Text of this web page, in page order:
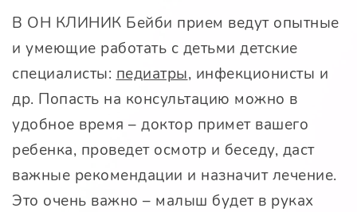
В ОН КЛИНИК Бейби прием ведут опытные
и умеющие работать с детьми детские
специалисты: педиатры, инфекционисты и
др. Попасть на консультацию можно в
удобное время – доктор примет вашего
ребенка, проведет осмотр и беседу, даст
важные рекомендации и назначит лечение.
Это очень важно – малыш будет в руках